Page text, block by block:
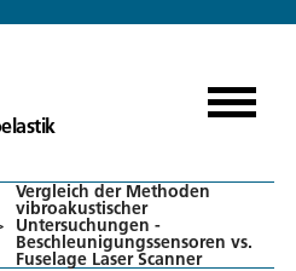
Vergleich der Methoden
vibroakustischer
Untersuchungen -
Beschleunigungssensoren vs.
Fuselage Laser Scanner